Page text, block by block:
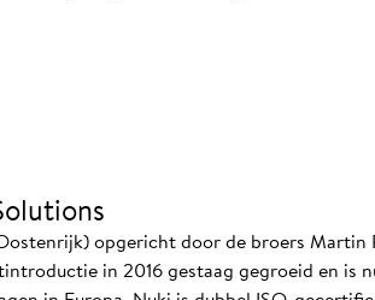
opgericht door de broers
in 2016 gestaag gegroeid en is